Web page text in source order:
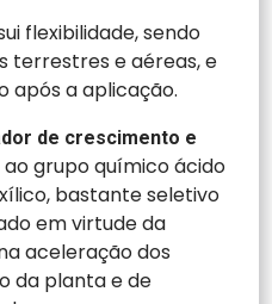
flexibilidade, sendo
terrestres e aéreas, e
após a aplicação.
de crescimento e
grupo químico ácido
bastante seletivo
em virtude da
aceleração dos
da planta e de